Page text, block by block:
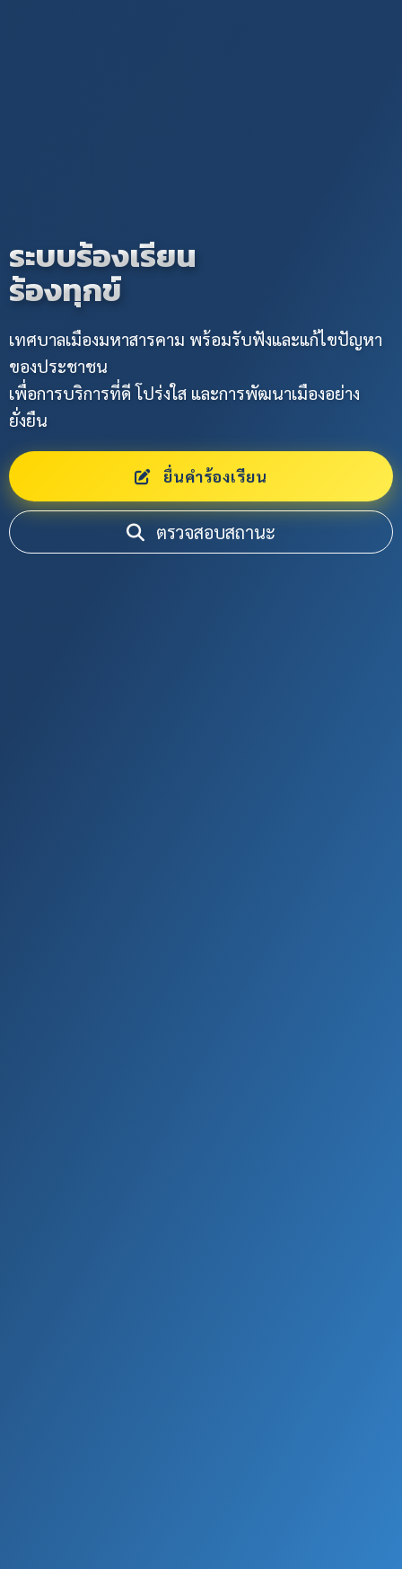
ระบบร้องเรียน
ร้องทุกข์
เทศบาลเมืองมหาสารคาม พร้อมรับฟังและแก้ไขปัญหา
ของประชาชน
เพื่อการบริการที่ดี โปร่งใส และการพัฒนาเมืองอย่าง
ยั่งยืน
ยื่นคำร้องเรียน
ตรวจสอบสถานะ